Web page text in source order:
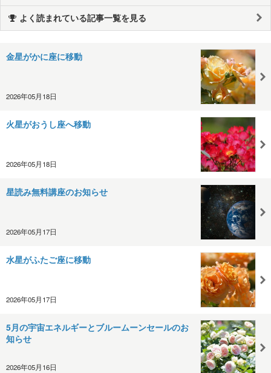
よく読まれている記事一覧を見る
金星がかに座に移動
2026年05月18日
火星がおうし座へ移動
2026年05月18日
星読み無料講座のお知らせ
2026年05月17日
水星がふたご座に移動
2026年05月17日
5月の宇宙エネルギーとブルームーンセールのお
知らせ
2026年05月16日